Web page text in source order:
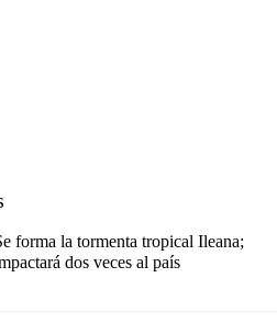
forma la tormenta tropical Ileana;
dos veces al país